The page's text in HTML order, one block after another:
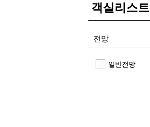
객실리스트
전망
일반전망